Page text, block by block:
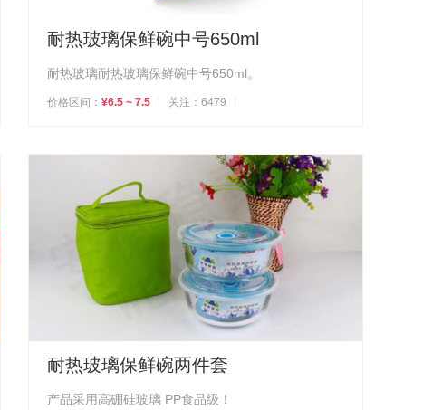
耐热玻璃保鲜碗中号650ml
耐热玻璃耐热玻璃保鲜碗中号650ml。
价格区间： ¥6.5 ~ 7.5 关注：6479
耐热玻璃保鲜碗两件套
产品采用高硼硅玻璃 PP食品级！